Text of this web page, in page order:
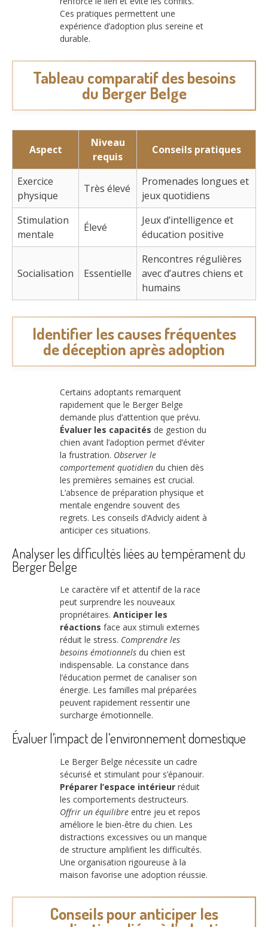
Ces pratiques permettent une
expérience d’adoption plus sereine et
durable.
Tableau comparatif des besoins
du Berger Belge
Aspect
Niveau
requis
Conseils pratiques
Exercice
physique
Très élevé
Promenades longues et
jeux quotidiens
Stimulation
mentale
Élevé
Jeux d’intelligence et
éducation positive
Socialisation Essentielle
Rencontres régulières
avec d’autres chiens et
humains
Identifier les causes fréquentes
de déception après adoption
Certains adoptants remarquent
rapidement que le Berger Belge
demande plus d’attention que prévu.
Évaluer les capacités de gestion du
chien avant l’adoption permet d’éviter
la frustration. Observer le
comportement quotidien du chien dès
les premières semaines est crucial.
L’absence de préparation physique et
mentale engendre souvent des
regrets. Les conseils d’Advicly aident à
anticiper ces situations.
Analyser les difficultés liées au tempérament du
Berger Belge
Le caractère vif et attentif de la race
peut surprendre les nouveaux
propriétaires. Anticiper les
réactions face aux stimuli externes
réduit le stress. Comprendre les
besoins émotionnels du chien est
indispensable. La constance dans
l’éducation permet de canaliser son
énergie. Les familles mal préparées
peuvent rapidement ressentir une
surcharge émotionnelle.
Évaluer l’impact de l’environnement domestique
Le Berger Belge nécessite un cadre
sécurisé et stimulant pour s’épanouir.
Préparer l’espace intérieur réduit
les comportements destructeurs.
Offrir un équilibre entre jeu et repos
améliore le bien-être du chien. Les
distractions excessives ou un manque
de structure amplifient les difficultés.
Une organisation rigoureuse à la
maison favorise une adoption réussie.
Conseils pour anticiper les